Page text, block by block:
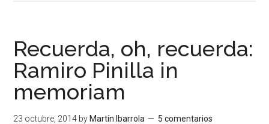
Recuerda, oh, recuerda:
Ramiro Pinilla in
memoriam
23 octubre, 2014 by Martín Ibarrola 5 comentarios